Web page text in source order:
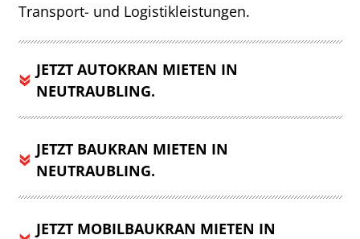
Transport- und Logistikleistungen.
JETZT AUTOKRAN MIETEN IN
NEUTRAUBLING.
JETZT BAUKRAN MIETEN IN
NEUTRAUBLING.
JETZT MOBILBAUKRAN MIETEN IN